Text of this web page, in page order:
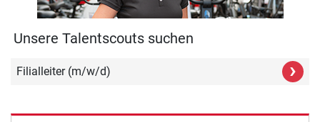
Unsere Talentscouts suchen
Filialleiter (m/w/d) ›